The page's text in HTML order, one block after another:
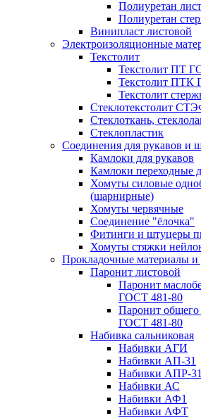
Полиуретан
Полиуретан
Винипласт листовой
Электроизоляционные
Текстолит
Текстолит ПТ
Текстолит ПТК
Текстолит
Стеклотекстолит
Стеклоткань,
Стеклопластик
Соединения для рукавов и
Камлоки для рукавов
Камлоки переходные
Хомуты силовые
(шарнирные)
Хомуты червячные
Соединение "ёлочка"
Фитинги и штуцеры
Хомуты стяжки
Прокладочные материалы и
Паронит листовой
Паронит
ГОСТ 481-80
Паронит
ГОСТ 481-80
Набивка сальниковая
Набивки АГИ
Набивки АП-31
Набивки АПР-31
Набивки АС
Набивки АФ1
Набивки АФТ